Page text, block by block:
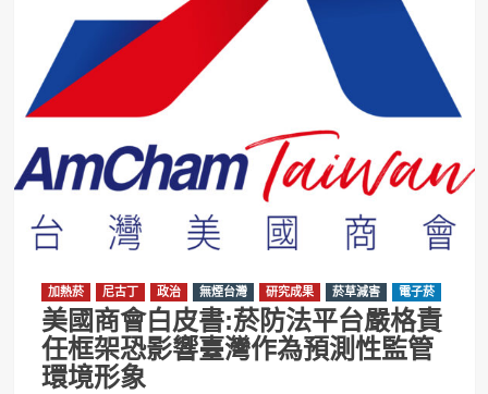
加熱菸 尼古丁 政治 無煙台灣 研究成果 菸草減害 電子菸
美國商會白皮書:菸防法平台嚴格責
任框架恐影響臺灣作為預測性監管
環境形象